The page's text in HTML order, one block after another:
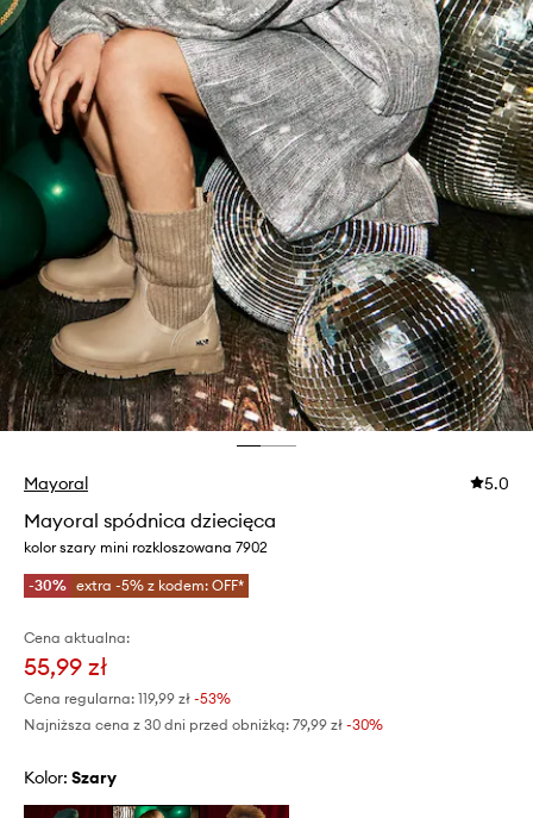
Mayoral 5.0
Mayoral spódnica dziecięca
kolor szary mini rozkloszowana 7902
-30% extra -5% z kodem: OFF*
Cena aktualna:
55,99 zł
Cena regularna: 119,99 zł -53%
Najniższa cena z 30 dni przed obniżką: 79,99 zł -30%
Kolor: szary